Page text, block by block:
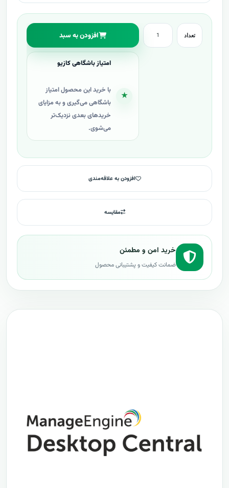
تعداد افزودن به سبد
★
امتیاز باشگاهی کازیو
با خرید این محصول امتیاز
باشگاهی می‌گیری و به مزایای
خریدهای بعدی نزدیک‌تر
می‌شوی.
افزودن به علاقه‌مندی
مقایسه
خرید امن و مطمئن
ضمانت کیفیت و پشتیبانی محصول